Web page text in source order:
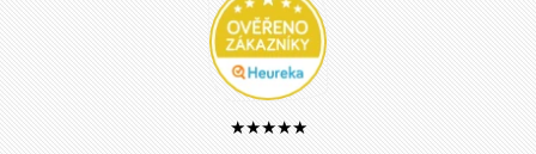
★★★★★